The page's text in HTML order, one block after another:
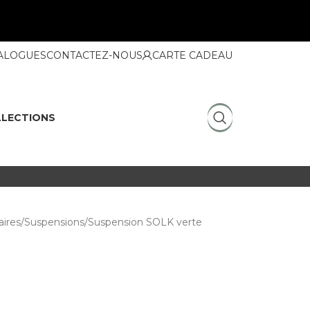
CONTACTEZ-NOUS CARTE CADEAU
Suspensions Suspension SOLK verte